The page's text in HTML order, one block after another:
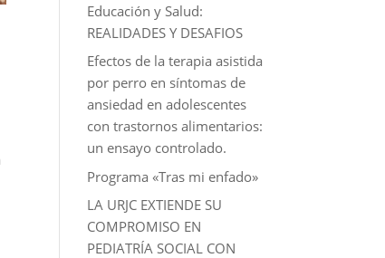
Educación y Salud:
REALIDADES Y DESAFIOS
Efectos de la terapia asistida
por perro en síntomas de
ansiedad en adolescentes
con trastornos alimentarios:
un ensayo controlado.
Programa «Tras mi enfado»
LA URJC EXTIENDE SU
COMPROMISO EN
PEDIATRÍA SOCIAL CON